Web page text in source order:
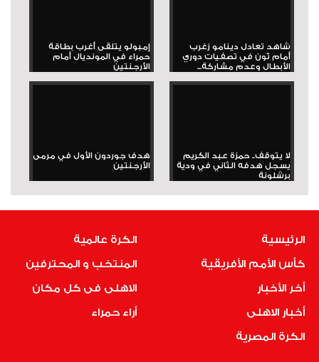
شاهد تعادل دينامو زغرب
أمام ثون في تصفيات دوري
الأبطال وعدم مشاركة...
إمبولو يتلقى أغرب بطاقة
حمراء في المونديال أمام
الأرجنتين
لا يتوقف.. حمزة عبد الكريم
يسجل هدفه الثاني في ودية
برشلونة
هدف جوردون الأول في مرمى
الأرجنتين
الرئيسية
كأس الأمم الأفريقية
أخر الأخبار
أخبار الاهلى
الكرة المصرية
الكرة عالمية
المنتخب و المحترفين
الاهلى فى كل مكان
أراء حمراء